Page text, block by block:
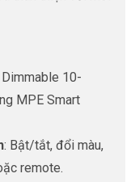
Dimmable 10-
MPE Smart
: Bật/tắt, đổi màu,
remote.